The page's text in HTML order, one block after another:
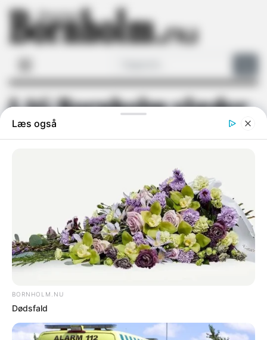
LAG Bornholm glæder
sig over planer om
Regeringens udspil kan styrke den
kollektive trafik og nye mobilitetsløsninger i
landdistrikterne
AF BJARNE HANSEN / Torsdag 9-7-26 - 07:44